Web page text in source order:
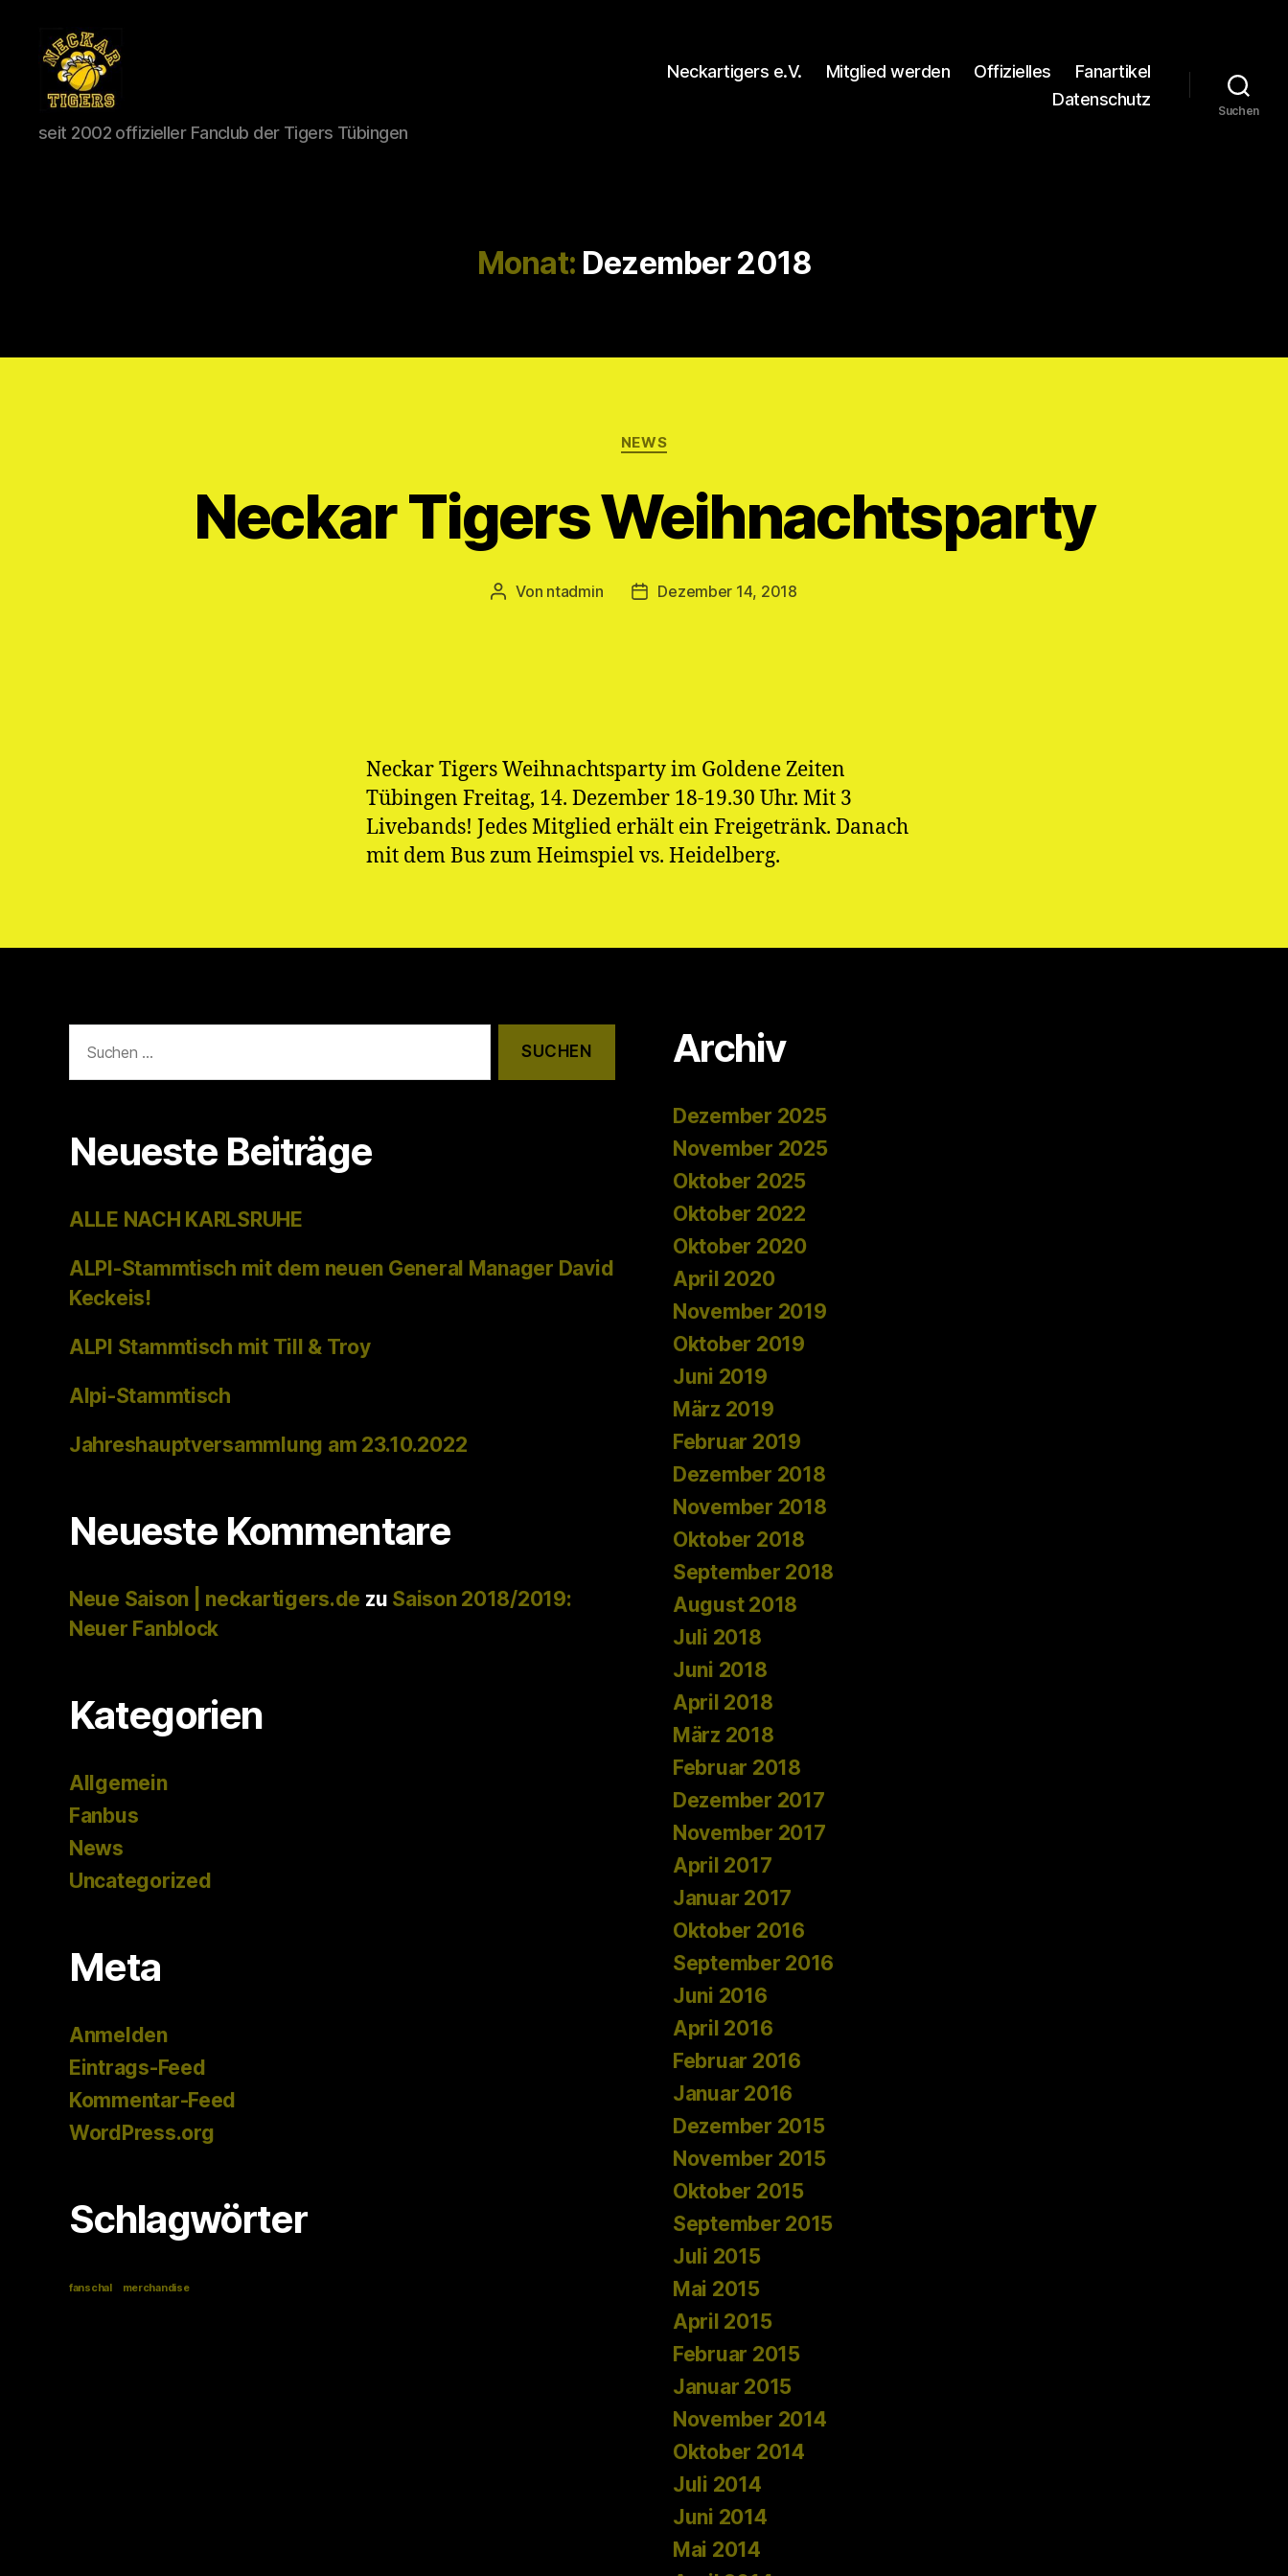
Neckar
Tigers
seit 2002 offizieller Fanclub der Tigers Tübingen
Neckartigers e.V. Mitglied werden Offizielles
Fanartikel
Datenschutz
Suchen
Monat: Dezember 2018
Kategorien
NEWS
Neckar Tigers Weihnachtsparty
Beitragsautor
Von ntadmin Veröffentlichungsdatum
Dezember 14, 2018
Neckar Tigers Weihnachtsparty im Goldene Zeiten
Tübingen Freitag, 14. Dezember 18-19.30 Uhr. Mit 3
Livebands! Jedes Mitglied erhält ein Freigetränk. Danach
mit dem Bus zum Heimspiel vs. Heidelberg.
nach:
Neueste Beiträge
ALLE NACH KARLSRUHE
ALPI-Stammtisch mit dem neuen General Manager David
Keckeis!
ALPI Stammtisch mit Till & Troy
Alpi-Stammtisch
Jahreshauptversammlung am 23.10.2022
Neueste Kommentare
Neue Saison | neckartigers.de zu Saison 2018/2019:
Neuer Fanblock
Kategorien
Allgemein
Fanbus
News
Uncategorized
Meta
Anmelden
Eintrags-Feed
Kommentar-Feed
WordPress.org
Schlagwörter
fanschal merchandise
Archiv
Dezember 2025
November 2025
Oktober 2025
Oktober 2022
Oktober 2020
April 2020
November 2019
Oktober 2019
Juni 2019
März 2019
Februar 2019
Dezember 2018
November 2018
Oktober 2018
September 2018
August 2018
Juli 2018
Juni 2018
April 2018
März 2018
Februar 2018
Dezember 2017
November 2017
April 2017
Januar 2017
Oktober 2016
September 2016
Juni 2016
April 2016
Februar 2016
Januar 2016
Dezember 2015
November 2015
Oktober 2015
September 2015
Juli 2015
Mai 2015
April 2015
Februar 2015
Januar 2015
November 2014
Oktober 2014
Juli 2014
Juni 2014
Mai 2014